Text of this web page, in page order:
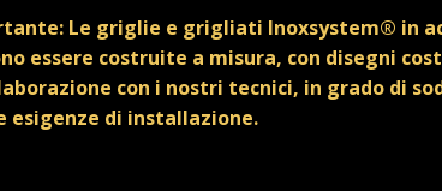
Le griglie e grigliati Inoxsystem® in
essere costruite a misura, con disegni
con i nostri tecnici, in grado di
esigenze di installazione.